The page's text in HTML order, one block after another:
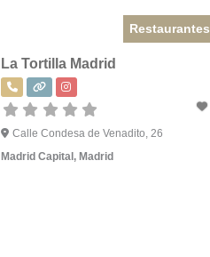
Restaurantes
La Tortilla Madrid
Calle Condesa de Venadito, 26
Madrid Capital, Madrid